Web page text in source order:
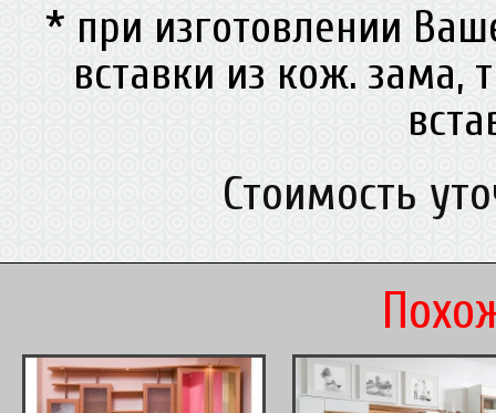
* при изготовлении
вставки из кож. зама,
Стоимость